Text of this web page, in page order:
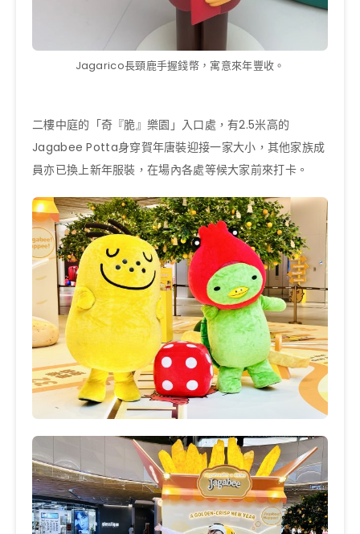
Jagarico長頸鹿手握錢幣，寓意來年豐收。
二樓中庭的「奇『脆』樂園」入口處，有2.5米高的
Jagabee Potta身穿賀年唐裝迎接一家大小，其他家族成
員亦已換上新年服裝，在場內各處等候大家前來打卡。